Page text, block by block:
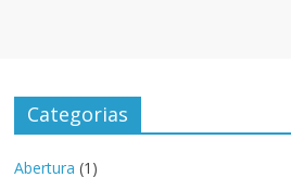
Categorias
Abertura (1)